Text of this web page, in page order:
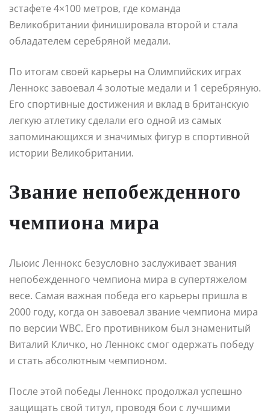
эстафете 4×100 метров, где команда
Великобритании финишировала второй и стала
обладателем серебряной медали.
По итогам своей карьеры на Олимпийских играх
Леннокс завоевал 4 золотые медали и 1 серебряную.
Его спортивные достижения и вклад в британскую
легкую атлетику сделали его одной из самых
запоминающихся и значимых фигур в спортивной
истории Великобритании.
Звание непобежденного
чемпиона мира
Льюис Леннокс безусловно заслуживает звания
непобежденного чемпиона мира в супертяжелом
весе. Самая важная победа его карьеры пришла в
2000 году, когда он завоевал звание чемпиона мира
по версии WBC. Его противником был знаменитый
Виталий Кличко, но Леннокс смог одержать победу
и стать абсолютным чемпионом.
После этой победы Леннокс продолжал успешно
защищать свой титул, проводя бои с лучшими